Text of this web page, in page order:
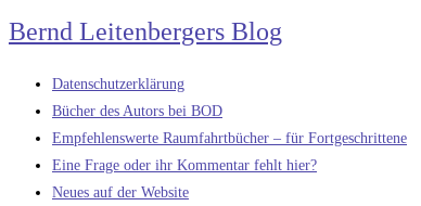
Zum
Inhalt
springen
Bernd Leitenbergers Blog
Datenschutzerklärung
Bücher des Autors bei BOD
Empfehlenswerte Raumfahrtbücher – für Fortgeschrittene
Eine Frage oder ihr Kommentar fehlt hier?
Neues auf der Website